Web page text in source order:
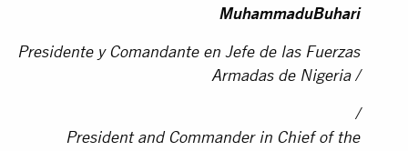
MuhammaduBuhari
Presidente y Comandante en Jefe de las Fuerzas
Armadas de Nigeria /
/
President and Commander in Chief of the